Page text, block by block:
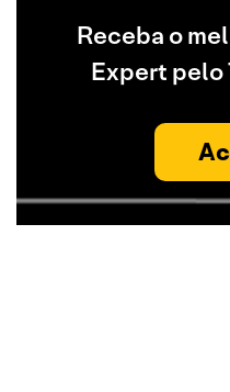
Receba o
Expert pelo